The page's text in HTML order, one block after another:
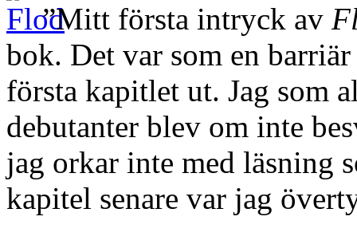
”Mitt första intryck av
bok. Det var som en
första kapitlet ut. Jag som
debutanter blev om inte
jag orkar inte med läsning
kapitel senare var jag